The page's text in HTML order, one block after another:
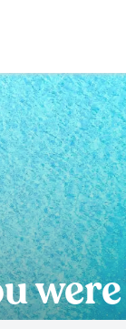
Vito Lo Capo